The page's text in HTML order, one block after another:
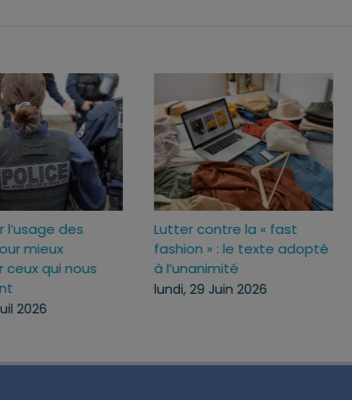
Sécuriser l’usage des
armes pour mieux
protéger ceux qui nous
protègent
lundi, 13 Juil 2026
Lutter contre la « fast
fashion » : le texte
à l’unanimité
lundi, 29 Juin 2026